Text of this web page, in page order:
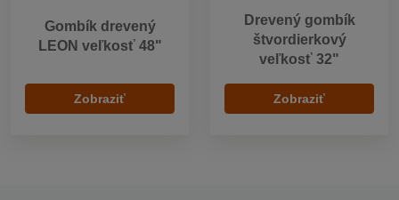
Gombík drevený
LEON veľkosť 48"
Zobraziť
Drevený gombík
štvordierkový
veľkosť 32"
Zobraziť